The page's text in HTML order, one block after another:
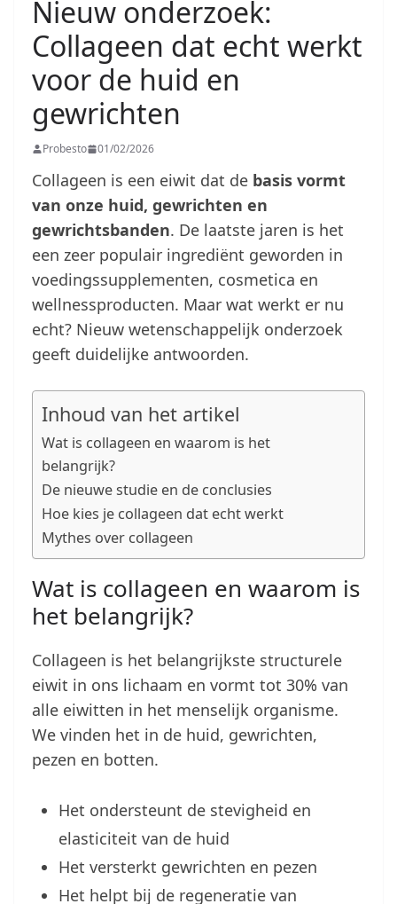
Nieuw onderzoek:
Collageen dat echt werkt
voor de huid en
gewrichten
Probesto 01/02/2026
Collageen is een eiwit dat de basis vormt
van onze huid, gewrichten en
gewrichtsbanden. De laatste jaren is het
een zeer populair ingrediënt geworden in
voedingssupplementen, cosmetica en
wellnessproducten. Maar wat werkt er nu
echt? Nieuw wetenschappelijk onderzoek
geeft duidelijke antwoorden.
Inhoud van het artikel
Wat is collageen en waarom is het
belangrijk?
De nieuwe studie en de conclusies
Hoe kies je collageen dat echt werkt
Mythes over collageen
Wat is collageen en waarom is
het belangrijk?
Collageen is het belangrijkste structurele
eiwit in ons lichaam en vormt tot 30% van
alle eiwitten in het menselijk organisme.
We vinden het in de huid, gewrichten,
pezen en botten.
Het ondersteunt de stevigheid en
elasticiteit van de huid
Het versterkt gewrichten en pezen
Het helpt bij de regeneratie van